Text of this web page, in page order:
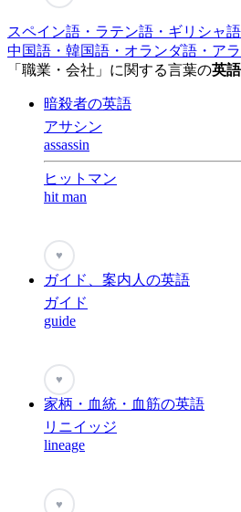
スペイン語・ラテン語・ギリシャ
中国語・韓国語・オランダ語・ア
「職業・会社」に関する言葉の英語
暗殺者の英語
アサシン
assassin
ヒットマン
hit man
♥
ガイド、案内人の英語
ガイド
guide
♥
家柄・血統・血筋の英語
リニイッジ
lineage
♥